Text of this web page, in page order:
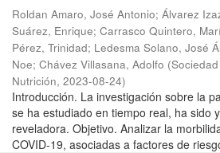
Roldan Amaro, José Antonio; Álvarez
Suárez, Enrique; Carrasco Quintero,
Pérez, Trinidad; Ledesma Solano, José
Noe; Chávez Villasana, Adolfo (
Nutrición, 2023-08-24)
Introducción. La investigación sobre la
se ha estudiado en tiempo real, ha sido
reveladora. Objetivo. Analizar la
COVID-19, asociadas a factores de